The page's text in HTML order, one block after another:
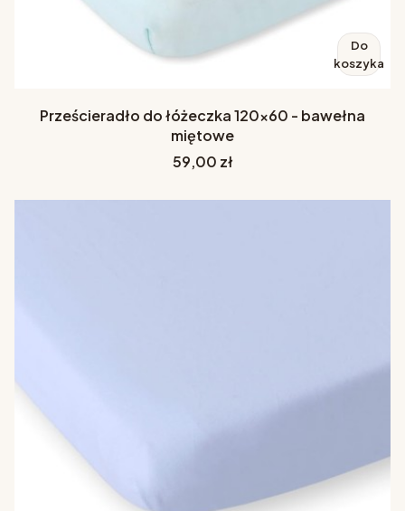
Do
koszyka
Prześcieradło do łóżeczka 120x60 - bawełna
miętowe
Cena
59,00 zł